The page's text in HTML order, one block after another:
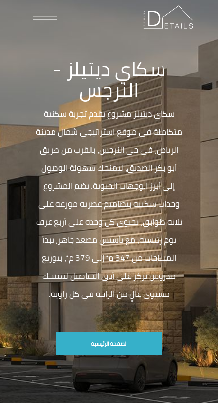
سكاي ديتيلز -
النرجس
سكاي ديتيلز مشروع يقدم تجربة سكنية
متكاملة في موقع استراتيجي شمال مدينة
الرياض، في حي النرجس، بالقرب من طريق
أبو بكر الصديق، ليمنحك سهولة الوصول
إلى أبرز الوجهات الحيوية. يضم المشروع
وحدات سكنية بتصاميم عصرية موزعة على
ثلاثة طوابق، تحتوي كل وحدة على أربع غرف
نوم رئيسية، مع تأسيس مصعد جاهز، تبدأ
المساحات من 347 م² إلى 379 م²، بتوزيع
مدروس يركز على أدق التفاصيل ليمنحك
مستوى عالٍ من الراحة في كل زاوية.
الصفحة الرئيسية